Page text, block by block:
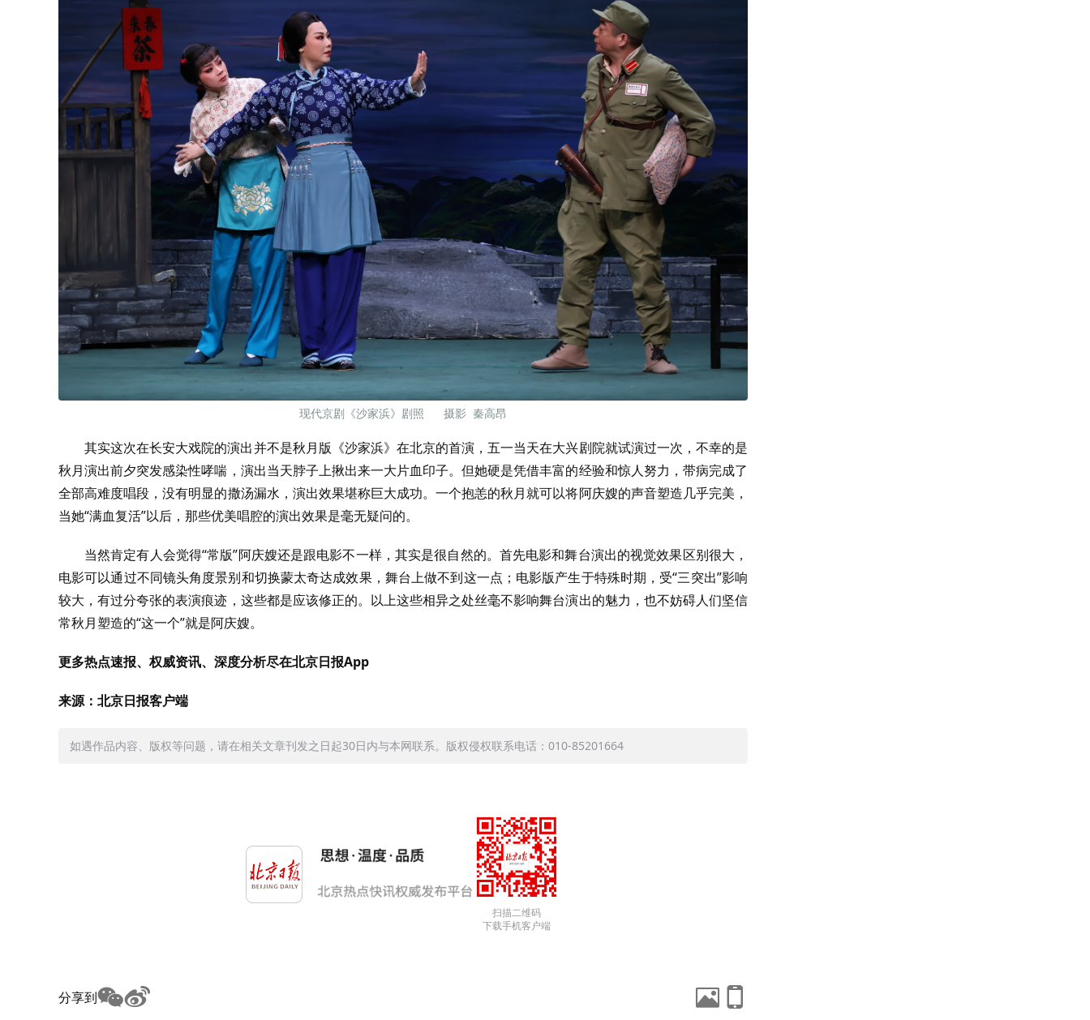
现代京剧《沙家浜》剧照 摄影 秦高昂
其实这次在长安大戏院的演出并不是秋月版《沙家浜》在北京的首演，五一当天在大兴剧院就试演过一次，不幸的是
秋月演出前夕突发感染性哮喘，演出当天脖子上揪出来一大片血印子。但她硬是凭借丰富的经验和惊人努力，带病完成了
全部高难度唱段，没有明显的撒汤漏水，演出效果堪称巨大成功。一个抱恙的秋月就可以将阿庆嫂的声音塑造几乎完美，
当她“满血复活”以后，那些优美唱腔的演出效果是毫无疑问的。
当然肯定有人会觉得“常版”阿庆嫂还是跟电影不一样，其实是很自然的。首先电影和舞台演出的视觉效果区别很大，
电影可以通过不同镜头角度景别和切换蒙太奇达成效果，舞台上做不到这一点；电影版产生于特殊时期，受“三突出”影响
较大，有过分夸张的表演痕迹，这些都是应该修正的。以上这些相异之处丝毫不影响舞台演出的魅力，也不妨碍人们坚信
常秋月塑造的“这一个”就是阿庆嫂。
更多热点速报、权威资讯、深度分析尽在北京日报App
来源：北京日报客户端
如遇作品内容、版权等问题，请在相关文章刊发之日起30日内与本网联系。版权侵权联系电话：010-85201664
扫描二维码
下载手机客户端
分享到